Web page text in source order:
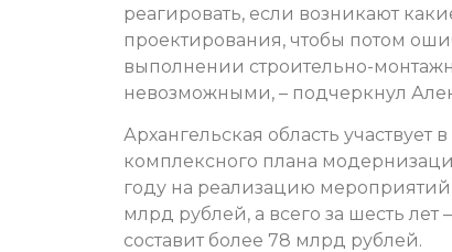
реагировать, если возникают
проектирования, чтобы потом
выполнении строительно-
невозможными, – подчеркнул
Архангельская область
комплексного плана
году на реализацию
млрд рублей, а всего за шесть
составит более 78 млрд рублей.